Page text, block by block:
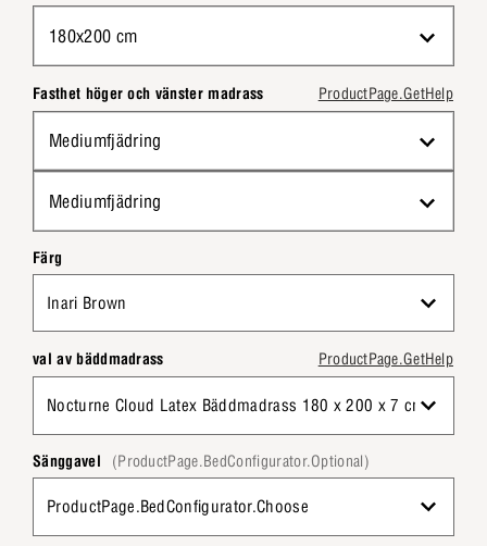
180x200 cm
Fasthet höger och vänster madrass ProductPage.GetHelp
Mediumfjädring
Mediumfjädring
Färg
Inari Brown
val av bäddmadrass ProductPage.GetHelp
Nocturne Cloud Latex Bäddmadrass 180 x 200 x 7 cm
Sänggavel (ProductPage.BedConfigurator.Optional)
ProductPage.BedConfigurator.Choose